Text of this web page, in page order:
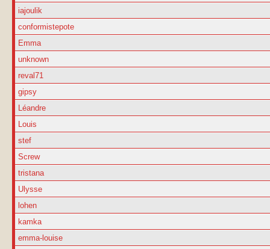
iajoulik
conformistepote
Emma
unknown
reval71
gipsy
Léandre
Louis
stef
Screw
tristana
Ulysse
lohen
kamka
emma-louise